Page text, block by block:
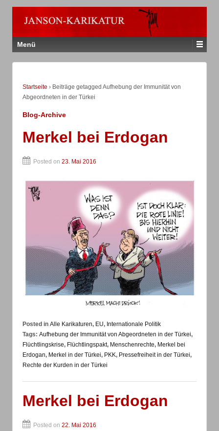
Menü
Startseite › Beiträge getagged Aufhebung der Immunität von
Abgeordneten in der Türkei
Blog-Archive
Merkel bei Erdogan
Posted on 23. Mai 2016
Posted in Alle Karikaturen, EU, Internationale Politik
Tags: Aufhebung der Immunität von Abgeordneten in der Türkei,
Flüchtlingskrise, Flüchtlingspakt, Menschenrechte, Merkel bei
Erdogan, Merkel in der Türkei, PKK, Pressefreiheit in der Türkei,
Rechte der Kurden in der Türkei
Merkel bei Erdogan
Posted on 22. Mai 2016